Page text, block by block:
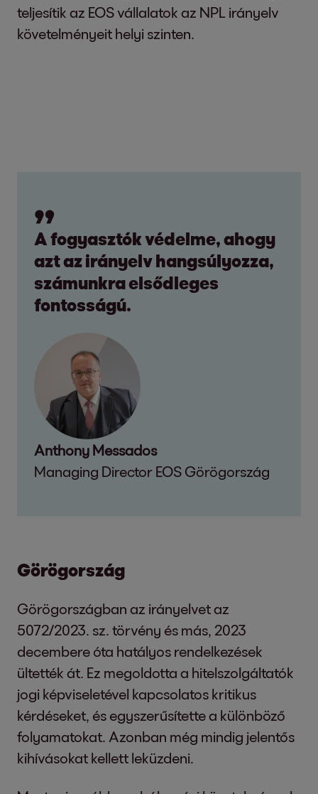
teljesítik az EOS vállalatok az NPL irányelv
követelményeit helyi szinten.
A fogyasztók védelme, ahogy
azt az irányelv hangsúlyozza,
számunkra elsődleges
fontosságú.
Anthony Messados
Managing Director EOS Görögország
Görögország
Görögországban az irányelvet az
5072/2023. sz. törvény és más, 2023
decembere óta hatályos rendelkezések
ültették át. Ez megoldotta a hitelszolgáltatók
jogi képviseletével kapcsolatos kritikus
kérdéseket, és egyszerűsítette a különböző
folyamatokat. Azonban még mindig jelentős
kihívásokat kellett leküzdeni.